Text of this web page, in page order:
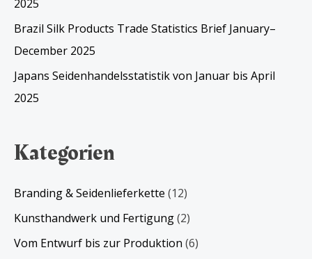
2025
Brazil Silk Products Trade Statistics Brief January–
December 2025
Japans Seidenhandelsstatistik von Januar bis April
2025
Kategorien
Branding & Seidenlieferkette (12)
Kunsthandwerk und Fertigung(2)
Vom Entwurf bis zur Produktion (6)